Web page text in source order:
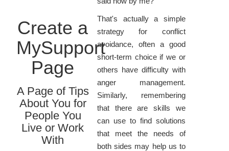
Create a
MySupport
Page
A Page of Tips
About You for
People You
Live or Work
With
That's actually a simple
strategy for conflict
avoidance, often a good
short-term choice if we or
others have difficulty with
anger management.
Similarly, remembering
that there are skills we
can use to find solutions
that meet the needs of
both sides may help us to